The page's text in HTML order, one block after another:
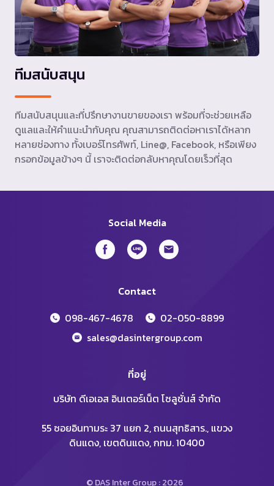
ทีมสนับสนุน
ทีมสนับสนุนและที่ปรึกษางานขายของเรา พร้อมที่จะช่วยเหลือ
ดูแลและให้คำแนะนำกับคุณ คุณสามารถติดต่อหาเราได้หลาก
หลายช่องทาง ทั้งเบอร์โทรศัพท์, Line@, Facebook, หรือเพียง
กรอกข้อมูลข้างๆ นี้ เราจะติดต่อกลับหาคุณโดยเร็วที่สุด
Social Media
Contact
098-467-4678
02-050-8899
sales@dasintergroup.com
ที่อยู่
บริษัท ดีเอเอส อินเตอร์เน็ต โซลูชั่นส์ จำกัด
55 ซอยอินทามระ 37 แยก 2, ถนนสุทธิสาร., แขวง
ดินแดง, เขตดินแดง, กทม. 10400
© DAS Inter Group : 2026